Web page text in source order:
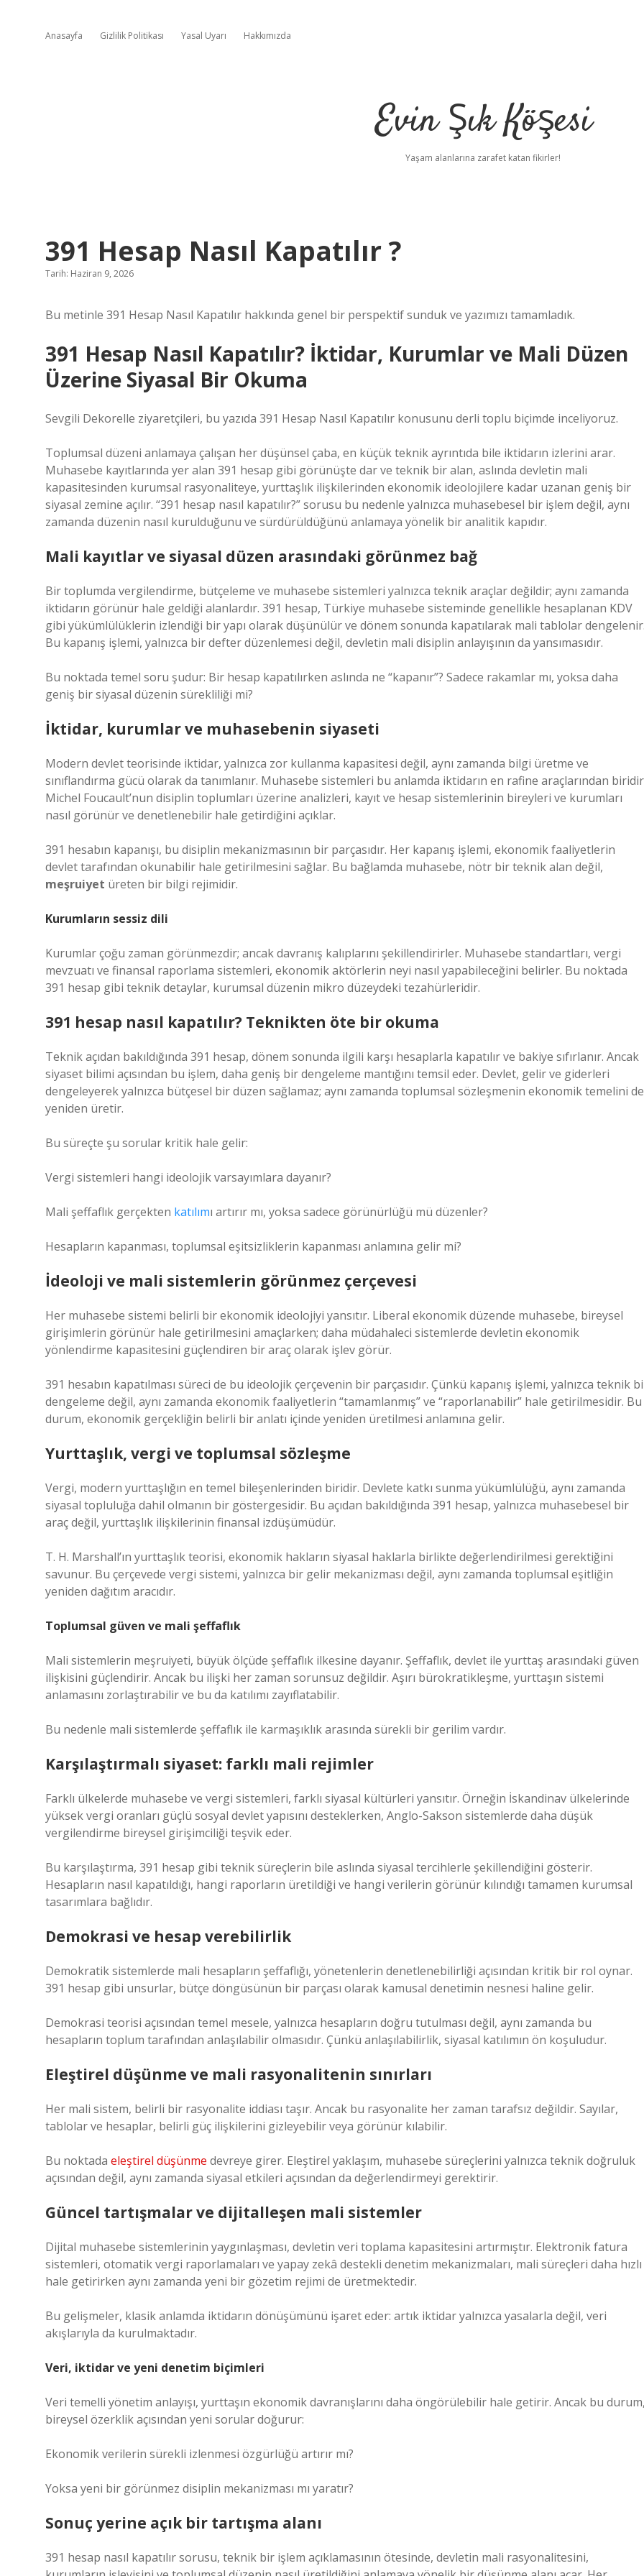
Anasayfa Gizlilik Politikası Yasal Uyarı Hakkımızda
Evin Şık Köşesi
Yaşam alanlarına zarafet katan fikirler!
391 Hesap Nasıl Kapatılır ?
Tarih: Haziran 9, 2026
Bu metinle 391 Hesap Nasıl Kapatılır hakkında genel bir perspektif sunduk ve yazımızı tamamladık.
391 Hesap Nasıl Kapatılır? İktidar, Kurumlar ve Mali Düzen
Üzerine Siyasal Bir Okuma
Sevgili Dekorelle ziyaretçileri, bu yazıda 391 Hesap Nasıl Kapatılır konusunu derli toplu biçimde inceliyoruz.
Toplumsal düzeni anlamaya çalışan her düşünsel çaba, en küçük teknik ayrıntıda bile iktidarın izlerini arar.
Muhasebe kayıtlarında yer alan 391 hesap gibi görünüşte dar ve teknik bir alan, aslında devletin mali
kapasitesinden kurumsal rasyonaliteye, yurttaşlık ilişkilerinden ekonomik ideolojilere kadar uzanan geniş bir
siyasal zemine açılır. “391 hesap nasıl kapatılır?” sorusu bu nedenle yalnızca muhasebesel bir işlem değil, aynı
zamanda düzenin nasıl kurulduğunu ve sürdürüldüğünü anlamaya yönelik bir analitik kapıdır.
Mali kayıtlar ve siyasal düzen arasındaki görünmez bağ
Bir toplumda vergilendirme, bütçeleme ve muhasebe sistemleri yalnızca teknik araçlar değildir; aynı zamanda
iktidarın görünür hale geldiği alanlardır. 391 hesap, Türkiye muhasebe sisteminde genellikle hesaplanan KDV
gibi yükümlülüklerin izlendiği bir yapı olarak düşünülür ve dönem sonunda kapatılarak mali tablolar
Bu kapanış işlemi, yalnızca bir defter düzenlemesi değil, devletin mali disiplin anlayışının da yansımasıdır.
Bu noktada temel soru şudur: Bir hesap kapatılırken aslında ne “kapanır”? Sadece rakamlar mı, yoksa daha
geniş bir siyasal düzenin sürekliliği mi?
İktidar, kurumlar ve muhasebenin siyaseti
Modern devlet teorisinde iktidar, yalnızca zor kullanma kapasitesi değil, aynı zamanda bilgi üretme ve
sınıflandırma gücü olarak da tanımlanır. Muhasebe sistemleri bu anlamda iktidarın en rafine araçlarından
Michel Foucault’nun disiplin toplumları üzerine analizleri, kayıt ve hesap sistemlerinin bireyleri ve kurumları
nasıl görünür ve denetlenebilir hale getirdiğini açıklar.
391 hesabın kapanışı, bu disiplin mekanizmasının bir parçasıdır. Her kapanış işlemi, ekonomik faaliyetlerin
devlet tarafından okunabilir hale getirilmesini sağlar. Bu bağlamda muhasebe, nötr bir teknik alan değil,
meşruiyet üreten bir bilgi rejimidir.
Kurumların sessiz dili
Kurumlar çoğu zaman görünmezdir; ancak davranış kalıplarını şekillendirirler. Muhasebe standartları, vergi
mevzuatı ve finansal raporlama sistemleri, ekonomik aktörlerin neyi nasıl yapabileceğini belirler. Bu noktada
391 hesap gibi teknik detaylar, kurumsal düzenin mikro düzeydeki tezahürleridir.
391 hesap nasıl kapatılır? Teknikten öte bir okuma
Teknik açıdan bakıldığında 391 hesap, dönem sonunda ilgili karşı hesaplarla kapatılır ve bakiye sıfırlanır. Ancak
siyaset bilimi açısından bu işlem, daha geniş bir dengeleme mantığını temsil eder. Devlet, gelir ve giderleri
dengeleyerek yalnızca bütçesel bir düzen sağlamaz; aynı zamanda toplumsal sözleşmenin ekonomik temelini de
yeniden üretir.
Bu süreçte şu sorular kritik hale gelir:
Vergi sistemleri hangi ideolojik varsayımlara dayanır?
Mali şeffaflık gerçekten katılımı artırır mı, yoksa sadece görünürlüğü mü düzenler?
Hesapların kapanması, toplumsal eşitsizliklerin kapanması anlamına gelir mi?
İdeoloji ve mali sistemlerin görünmez çerçevesi
Her muhasebe sistemi belirli bir ekonomik ideolojiyi yansıtır. Liberal ekonomik düzende muhasebe, bireysel
girişimlerin görünür hale getirilmesini amaçlarken; daha müdahaleci sistemlerde devletin ekonomik
yönlendirme kapasitesini güçlendiren bir araç olarak işlev görür.
391 hesabın kapatılması süreci de bu ideolojik çerçevenin bir parçasıdır. Çünkü kapanış işlemi, yalnızca teknik
dengeleme değil, aynı zamanda ekonomik faaliyetlerin “tamamlanmış” ve “raporlanabilir” hale getirilmesidir. Bu
durum, ekonomik gerçekliğin belirli bir anlatı içinde yeniden üretilmesi anlamına gelir.
Yurttaşlık, vergi ve toplumsal sözleşme
Vergi, modern yurttaşlığın en temel bileşenlerinden biridir. Devlete katkı sunma yükümlülüğü, aynı zamanda
siyasal topluluğa dahil olmanın bir göstergesidir. Bu açıdan bakıldığında 391 hesap, yalnızca muhasebesel bir
araç değil, yurttaşlık ilişkilerinin finansal izdüşümüdür.
T. H. Marshall’ın yurttaşlık teorisi, ekonomik hakların siyasal haklarla birlikte değerlendirilmesi gerektiğini
savunur. Bu çerçevede vergi sistemi, yalnızca bir gelir mekanizması değil, aynı zamanda toplumsal eşitliğin
yeniden dağıtım aracıdır.
Toplumsal güven ve mali şeffaflık
Mali sistemlerin meşruiyeti, büyük ölçüde şeffaflık ilkesine dayanır. Şeffaflık, devlet ile yurttaş arasındaki güven
ilişkisini güçlendirir. Ancak bu ilişki her zaman sorunsuz değildir. Aşırı bürokratikleşme, yurttaşın sistemi
anlamasını zorlaştırabilir ve bu da katılımı zayıflatabilir.
Bu nedenle mali sistemlerde şeffaflık ile karmaşıklık arasında sürekli bir gerilim vardır.
Karşılaştırmalı siyaset: farklı mali rejimler
Farklı ülkelerde muhasebe ve vergi sistemleri, farklı siyasal kültürleri yansıtır. Örneğin İskandinav ülkelerinde
yüksek vergi oranları güçlü sosyal devlet yapısını desteklerken, Anglo-Sakson sistemlerde daha düşük
vergilendirme bireysel girişimciliği teşvik eder.
Bu karşılaştırma, 391 hesap gibi teknik süreçlerin bile aslında siyasal tercihlerle şekillendiğini gösterir.
Hesapların nasıl kapatıldığı, hangi raporların üretildiği ve hangi verilerin görünür kılındığı tamamen kurumsal
tasarımlara bağlıdır.
Demokrasi ve hesap verebilirlik
Demokratik sistemlerde mali hesapların şeffaflığı, yönetenlerin denetlenebilirliği açısından kritik bir rol oynar.
391 hesap gibi unsurlar, bütçe döngüsünün bir parçası olarak kamusal denetimin nesnesi haline gelir.
Demokrasi teorisi açısından temel mesele, yalnızca hesapların doğru tutulması değil, aynı zamanda bu
hesapların toplum tarafından anlaşılabilir olmasıdır. Çünkü anlaşılabilirlik, siyasal katılımın ön koşuludur.
Eleştirel düşünme ve mali rasyonalitenin sınırları
Her mali sistem, belirli bir rasyonalite iddiası taşır. Ancak bu rasyonalite her zaman tarafsız değildir. Sayılar,
tablolar ve hesaplar, belirli güç ilişkilerini gizleyebilir veya görünür kılabilir.
Bu noktada eleştirel düşünme devreye girer. Eleştirel yaklaşım, muhasebe süreçlerini yalnızca teknik doğruluk
açısından değil, aynı zamanda siyasal etkileri açısından da değerlendirmeyi gerektirir.
Güncel tartışmalar ve dijitalleşen mali sistemler
Dijital muhasebe sistemlerinin yaygınlaşması, devletin veri toplama kapasitesini artırmıştır. Elektronik fatura
sistemleri, otomatik vergi raporlamaları ve yapay zekâ destekli denetim mekanizmaları, mali süreçleri daha hızlı
hale getirirken aynı zamanda yeni bir gözetim rejimi de üretmektedir.
Bu gelişmeler, klasik anlamda iktidarın dönüşümünü işaret eder: artık iktidar yalnızca yasalarla değil, veri
akışlarıyla da kurulmaktadır.
Veri, iktidar ve yeni denetim biçimleri
Veri temelli yönetim anlayışı, yurttaşın ekonomik davranışlarını daha öngörülebilir hale getirir. Ancak bu
bireysel özerklik açısından yeni sorular doğurur:
Ekonomik verilerin sürekli izlenmesi özgürlüğü artırır mı?
Yoksa yeni bir görünmez disiplin mekanizması mı yaratır?
Sonuç yerine açık bir tartışma alanı
391 hesap nasıl kapatılır sorusu, teknik bir işlem açıklamasının ötesinde, devletin mali rasyonalitesini,